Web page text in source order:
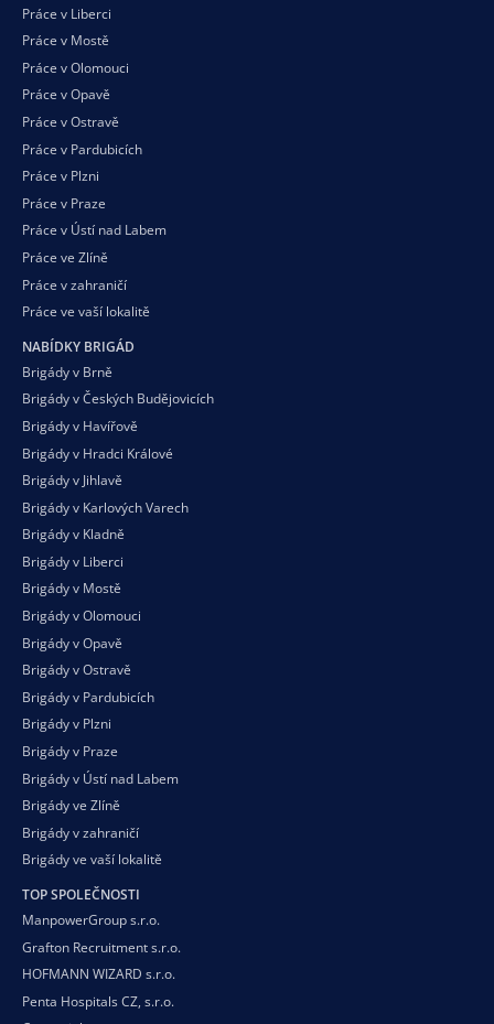
Práce v Liberci
Práce v Mostě
Práce v Olomouci
Práce v Opavě
Práce v Ostravě
Práce v Pardubicích
Práce v Plzni
Práce v Praze
Práce v Ústí nad Labem
Práce ve Zlíně
Práce v zahraničí
Práce ve vaší lokalitě
NABÍDKY BRIGÁD
Brigády v Brně
Brigády v Českých Budějovicích
Brigády v Havířově
Brigády v Hradci Králové
Brigády v Jihlavě
Brigády v Karlových Varech
Brigády v Kladně
Brigády v Liberci
Brigády v Mostě
Brigády v Olomouci
Brigády v Opavě
Brigády v Ostravě
Brigády v Pardubicích
Brigády v Plzni
Brigády v Praze
Brigády v Ústí nad Labem
Brigády ve Zlíně
Brigády v zahraničí
Brigády ve vaší lokalitě
TOP SPOLEČNOSTI
ManpowerGroup s.r.o.
Grafton Recruitment s.r.o.
HOFMANN WIZARD s.r.o.
Penta Hospitals CZ, s.r.o.